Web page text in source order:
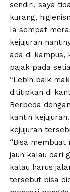
sendiri, saya
kurang,
Ia sempat
kejujuran
ada di kampus,
pajak pada
“Lebih baik
dititipkan di
Berbeda
kantin
kejujuran
“Bisa membuat
jauh kalau dari
kalau harus
tersebut bisa